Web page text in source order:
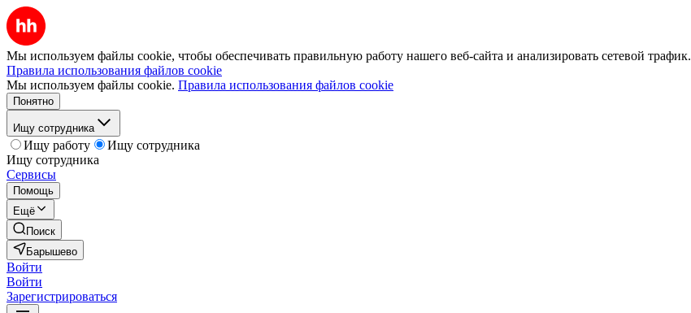
Мы используем файлы cookie, чтобы обеспечивать правильную работу нашего веб-сайта и анализировать сетевой трафик.
Правила использования файлов cookie
Мы используем файлы cookie. Правила использования файлов cookie
Понятно
Ищу сотрудника
Ищу работу
Ищу сотрудника
Ищу сотрудника
Сервисы
Помощь
Ещё
Поиск
Барышево
Войти
Войти
Зарегистрироваться